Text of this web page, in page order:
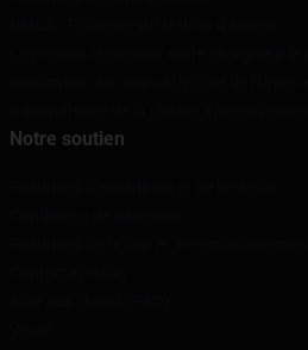
Notre soutien